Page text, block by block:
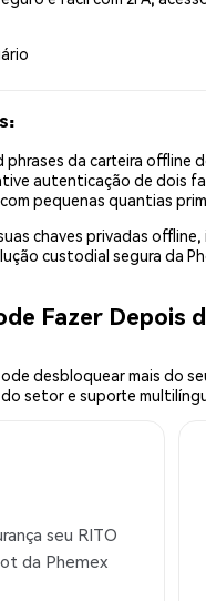
phrases da carteira offline
autenticação de dois
pequenas quantias
chaves privadas
custodial segura da
Fazer Depois
desbloquear mais do
setor e suporte
seu RITO
da Phemex